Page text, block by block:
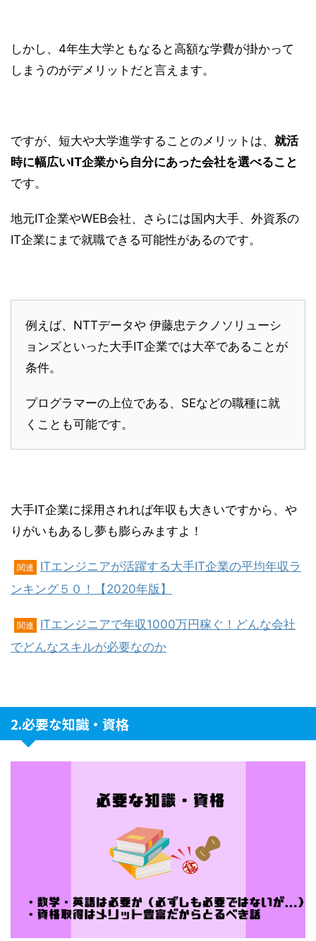
しかし、4年生大学ともなると高額な学費が掛かって
しまうのがデメリットだと言えます。
ですが、短大や大学進学することのメリットは、 就活
時に幅広いIT企業から自分にあった会社を選べること
です。
地元IT企業やWEB会社、さらには国内大手、外資系の
IT企業にまで就職できる可能性があるのです。
例えば、NTTデータや 伊藤忠テクノソリューシ
ョンズといった大手IT企業では大卒であることが
条件。
プログラマーの上位である、SEなどの職種に就
くことも可能です。
大手IT企業に採用されれば年収も大きいですから、や
りがいもあるし夢も膨らみますよ！
関連
ITエンジニアが活躍する大手IT企業の平均年収ラ
ンキング５０！【2020年版】
関連
ITエンジニアで年収1000万円稼ぐ！どんな会社
でどんなスキルが必要なのか
2.必要な知識・資格